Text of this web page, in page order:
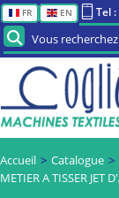
FR EN Tel
Vous
Accueil Catalogue
METIER A TISSER JET